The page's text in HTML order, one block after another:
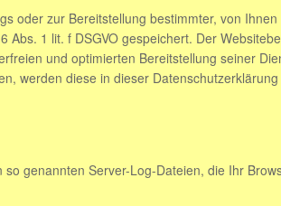
oder zur Bereitstellung bestimmter, von
1 lit. f DSGVO gespeichert. Der
und optimierten Bereitstellung seiner
werden diese in dieser
genannten Server-Log-Dateien, die Ihr